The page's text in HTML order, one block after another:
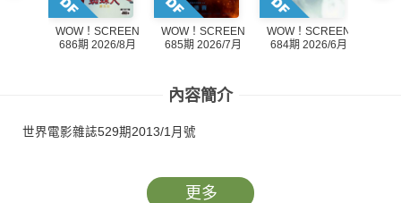
WOW！SCREEN
686期 2026/8月
WOW！SCREEN
685期 2026/7月
WOW！SCREEN
684期 2026/6月
內容簡介
世界電影雜誌529期2013/1月號
更多